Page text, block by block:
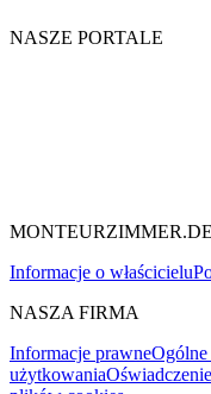
NASZE PORTALE
MONTEURZIMMER.DE
Informacje o właścicielu
NASZA FIRMA
Informacje prawne
użytkowania